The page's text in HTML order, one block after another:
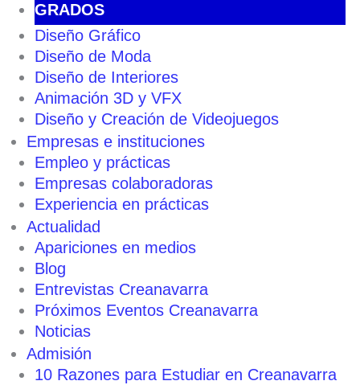
GRADOS
Diseño Gráfico
Diseño de Moda
Diseño de Interiores
Animación 3D y VFX
Diseño y Creación de Videojuegos
Empresas e instituciones
Empleo y prácticas
Empresas colaboradoras
Experiencia en prácticas
Actualidad
Apariciones en medios
Blog
Entrevistas Creanavarra
Próximos Eventos Creanavarra
Noticias
Admisión
10 Razones para Estudiar en Creanavarra